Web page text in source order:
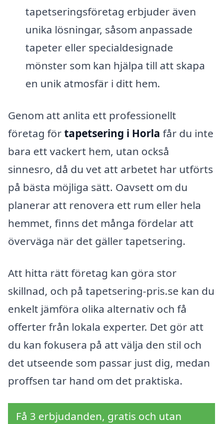
tapetseringsföretag erbjuder även
unika lösningar, såsom anpassade
tapeter eller specialdesignade
mönster som kan hjälpa till att skapa
en unik atmosfär i ditt hem.
Genom att anlita ett professionellt
företag förtapetsering i Horla får du inte
bara ett vackert hem, utan också
sinnesro, då du vet att arbetet har utförts
på bästa möjliga sätt. Oavsett om du
planerar att renovera ett rum eller hela
hemmet, finns det många fördelar att
överväga när det gäller tapetsering.
Att hitta rätt företag kan göra stor
skillnad, och på tapetsering-pris.se kan du
enkelt jämföra olika alternativ och få
offerter från lokala experter. Det gör att
du kan fokusera på att välja den stil och
det utseende som passar just dig, medan
proffsen tar hand om det praktiska.
Få 3 erbjudanden, gratis och utan